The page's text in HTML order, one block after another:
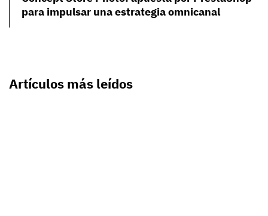
para impulsar una estrategia omnicanal
Artículos más leídos